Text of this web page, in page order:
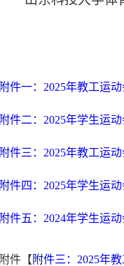
附件一：2025年教工运
附件二：2025年学生运
附件三：2025年教工运
附件四：2025年学生运
附件五：2024年学生运
附件【 附件三：2025年